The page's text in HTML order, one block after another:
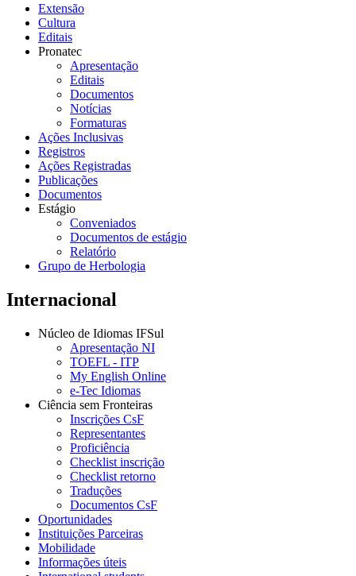
Extensão
Cultura
Editais
Pronatec
Apresentação
Editais
Documentos
Notícias
Formaturas
Ações Inclusivas
Registros
Ações Registradas
Publicações
Documentos
Estágio
Conveniados
Documentos de estágio
Relatório
Grupo de Herbologia
Internacional
Núcleo de Idiomas IFSul
Apresentação NI
TOEFL - ITP
My English Online
e-Tec Idiomas
Ciência sem Fronteiras
Inscrições CsF
Representantes
Proficiência
Checklist inscrição
Checklist retorno
Traduções
Documentos CsF
Oportunidades
Instituições Parceiras
Mobilidade
Informações úteis